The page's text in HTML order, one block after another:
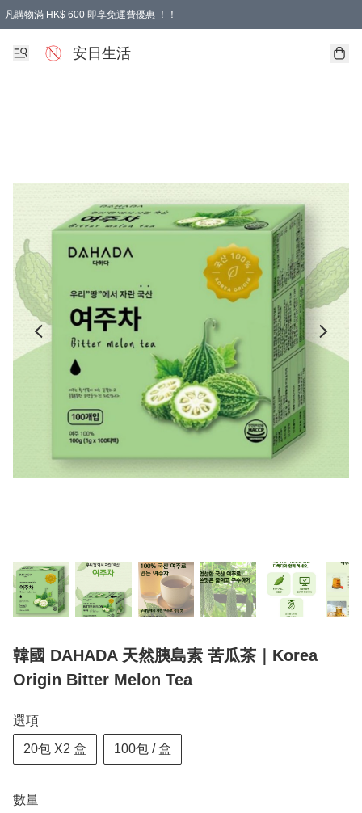
凡購物滿 HK$ 600 即享免運費優惠 ！！
安日生活
韓國 DAHADA 天然胰島素 苦瓜茶｜Korea
Origin Bitter Melon Tea
選項
20包 X2 盒 100包 / 盒
數量